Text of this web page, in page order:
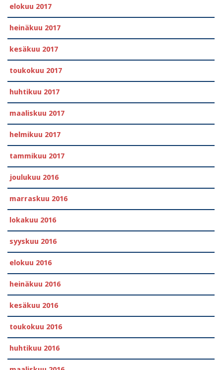
elokuu 2017
heinäkuu 2017
kesäkuu 2017
toukokuu 2017
huhtikuu 2017
maaliskuu 2017
helmikuu 2017
tammikuu 2017
joulukuu 2016
marraskuu 2016
lokakuu 2016
syyskuu 2016
elokuu 2016
heinäkuu 2016
kesäkuu 2016
toukokuu 2016
huhtikuu 2016